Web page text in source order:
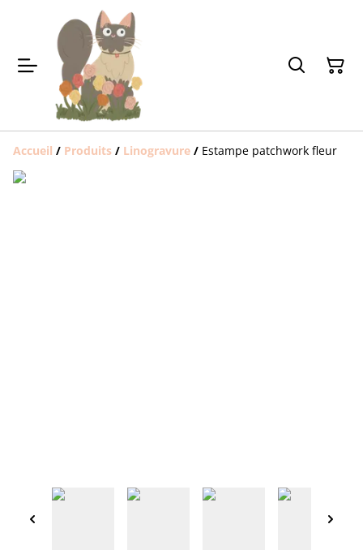
Accueil / Produits / Linogravure / Estampe patchwork fleur